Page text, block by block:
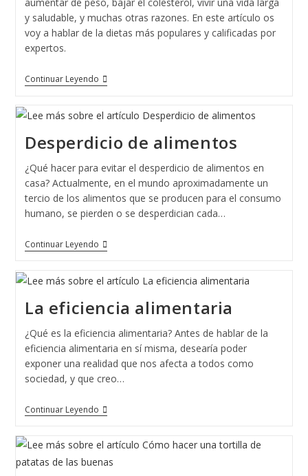
y saludable, y muchas otras razones. En este artículo os
voy a hablar de la dietas más populares y calificadas por
expertos.
Continuar LeyendoLos
5
De
Dietas
Más
Populares
Desperdicio de alimentos
¿Qué hacer para evitar el desperdicio de alimentos en
casa? Actualmente, en el mundo aproximadamente un
tercio de los alimentos que se producen para el consumo
humano, se pierden o se desperdician cada…
Continuar LeyendoDesperdicio
De
La eficiencia alimentaria
¿Qué es la eficiencia alimentaria? Antes de hablar de la
eficiencia alimentaria en sí misma, desearía poder
exponer una realidad que nos afecta a todos como
sociedad, y que creo…
Continuar LeyendoLa
Eficiencia